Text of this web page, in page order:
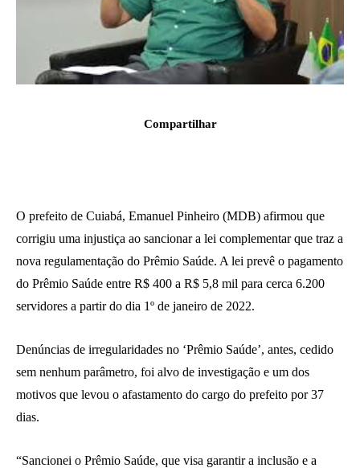
Compartilhar
O prefeito de Cuiabá, Emanuel Pinheiro (MDB) afirmou que
corrigiu uma injustiça ao sancionar a lei complementar que traz a
nova regulamentação do Prêmio Saúde. A lei prevê o pagamento
do Prêmio Saúde entre R$ 400 a R$ 5,8 mil para cerca 6.200
servidores a partir do dia 1º de janeiro de 2022.
Denúncias de irregularidades no ‘Prêmio Saúde’, antes, cedido
sem nenhum parâmetro, foi alvo de investigação e um dos
motivos que levou o afastamento do cargo do prefeito por 37
dias.
“Sancionei o Prêmio Saúde, que visa garantir a inclusão e a